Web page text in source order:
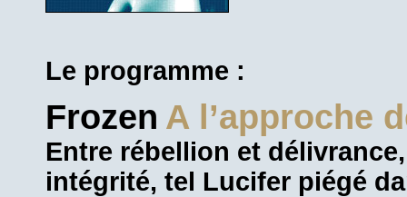
Le programme :
Frozen A l’approche
Entre rébellion et
intégrité, tel Lucifer piégé